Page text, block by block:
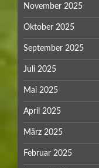
November 2025
Oktober 2025
September 2025
Juli 2025
Mai 2025
April 2025
März 2025
Februar 2025